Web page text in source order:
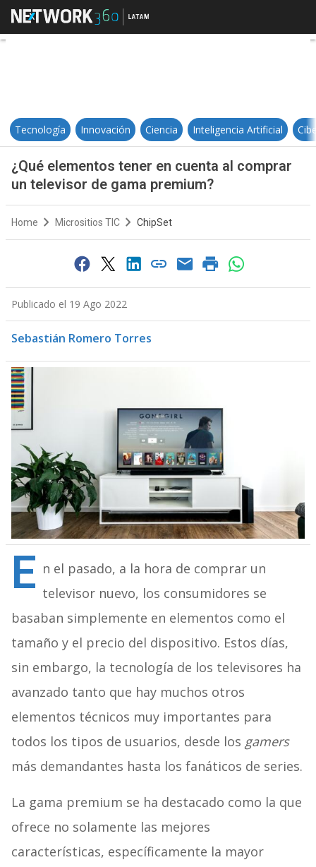
¿Qué elementos tener en
Tecnología Innovación Ciencia Inteligencia Artificial
¿Qué elementos tener en cuenta al comprar
un televisor de gama premium?
Home Micrositios TIC ChipSet
Publicado el 19 Ago 2022
Sebastián Romero Torres
E n el pasado, a la hora de comprar un
televisor nuevo, los consumidores se
basaban simplemente en elementos como el
tamaño y el precio del dispositivo. Estos días,
sin embargo, la tecnología de los televisores ha
avanzado tanto que hay muchos otros
elementos técnicos muy importantes para
todos los tipos de usuarios, desde los gamers
más demandantes hasta los fanáticos de series.
La gama premium se ha destacado como la que
ofrece no solamente las mejores
características, específicamente la mayor